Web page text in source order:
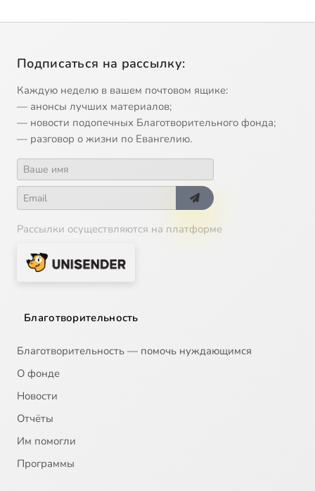
Подписаться на рассылку:
Каждую неделю в вашем почтовом ящике:
— анонсы лучших материалов;
— новости подопечных Благотворительного фонда;
— разговор о жизни по Евангелию.
Рассылки осуществляются на платформе
Благотворительность
Благотворительность — помочь нуждающимся
О фонде
Новости
Отчёты
Им помогли
Программы